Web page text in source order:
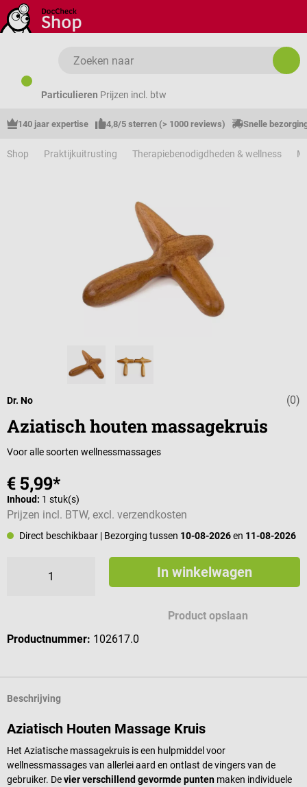
Ga naar de hoofdinhoud
Particulieren Prijzen incl. btw
140 jaar expertise 4,8/5 sterren (> 1000 reviews) Snelle
Shop Praktijkuitrusting Therapiebenodigdheden & wellness
Gemiddelde
(0)
Dr. No
Aziatisch houten massagekruis
Voor alle soorten wellnessmassages
€ 5,99*
Inhoud: 1 stuk(s)
Prijzen incl. BTW, excl. verzendkosten
Direct beschikbaar | Bezorging tussen 10-08-2026en 11-08-2026
In winkelwagen
Product opslaan
Productnummer: 102617.0
Beschrijving
Aziatisch Houten Massage Kruis
Het Aziatische massagekruis is een hulpmiddel voor
wellnessmassages van allerlei aard en ontlast de vingers van de
gebruiker. Devier verschillend gevormde punten maken individuele